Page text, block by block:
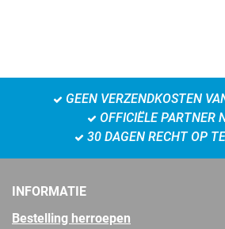
GEEN VERZENDKOSTEN
OFFICIËLE PARTNER
30 DAGEN RECHT OP
INFORMATIE
Bestelling herroepen